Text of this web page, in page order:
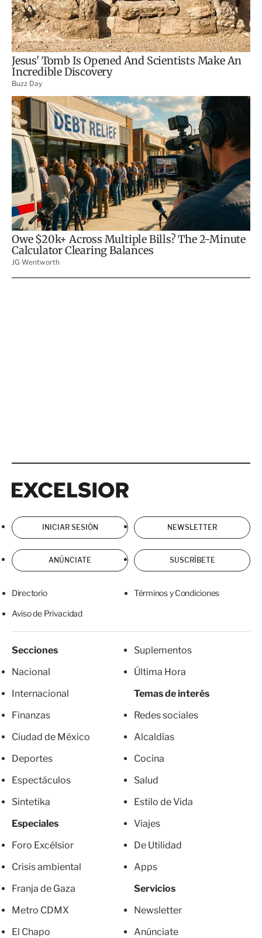
INICIAR SESIÓN NEWSLETTER
ANÚNCIATE SUSCRÍBETE
Directorio Términos y Condiciones
Aviso de Privacidad
Secciones
Nacional
Internacional
Finanzas
Ciudad de México
Deportes
Espectáculos
Sintetika
Especiales
Foro Excélsior
Crisis ambiental
Franja de Gaza
Metro CDMX
El Chapo
Suplementos
Última Hora
Temas de interés
Redes sociales
Alcaldías
Cocina
Salud
Estilo de Vida
Viajes
De Utilidad
Apps
Servicios
Newsletter
Anúnciate